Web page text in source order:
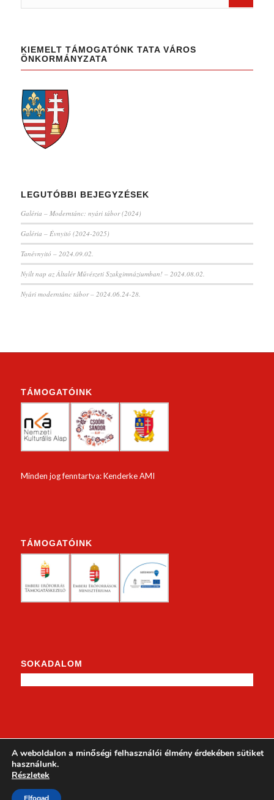
KIEMELT TÁMOGATÓNK TATA VÁROS
ÖNKORMÁNYZATA
LEGUTÓBBI BEJEGYZÉSEK
Galéria – Moderntánc: nyári tábor (2024)
Galéria – Évnyitó (2024-2025)
Tanévnyitó – 2024.09.02.
Nyílt nap az Általér Művészeti Szakgimnáziumban! – 2024.08.02.
Nyári moderntánc tábor – 2024.06.24-28.
TÁMOGATÓINK
Minden jog fenntartva: Kenderke AMI
TÁMOGATÓINK
SOKADALOM
A weboldalon a minőségi felhasználói élmény érdekében sütiket
használunk.
Részletek